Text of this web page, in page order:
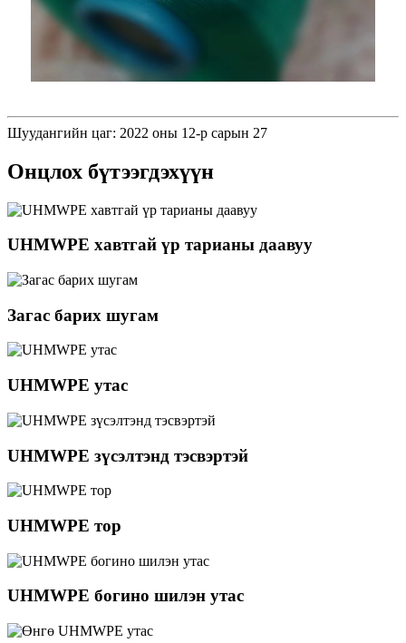
Шуудангийн цаг: 2022 оны 12-р сарын 27
Онцлох бүтээгдэхүүн
UHMWPE хавтгай үр тарианы даавуу
Загас барих шугам
UHMWPE утас
UHMWPE зүсэлтэнд тэсвэртэй
UHMWPE тор
UHMWPE богино шилэн утас